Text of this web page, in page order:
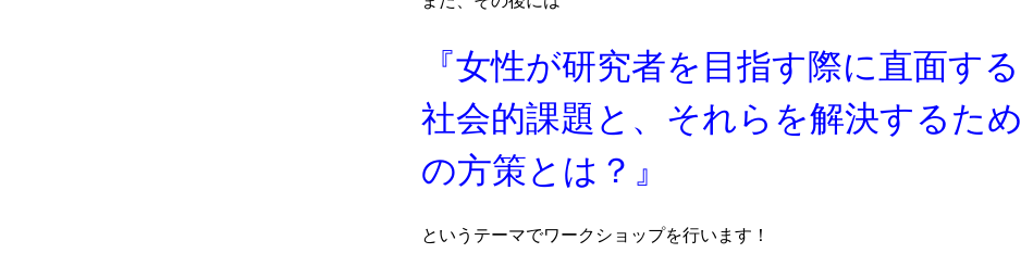
『女性が研究者を目指す際に直面する
社会的課題と、それらを解決するため
の方策とは？』
というテーマでワークショップを行います！